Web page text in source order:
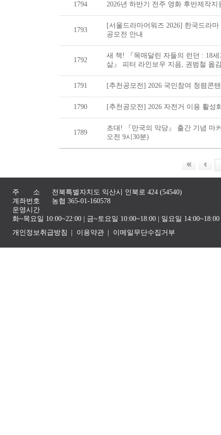
1794 2026년 하반기 전주 영화 후반제작지
1793
[서울드라마어워즈 2026] 한국드라
공모전 안내
1792
새 책! 『목매달린 자들의 런던 : 18
삶』 피터 라인보우 지음, 권범철 옮
1791 [추천공모전] 2026 국민참여 청렴콘
1790 [추천공모전] 2026 자전거 이용 활성
1789
초대! 『만국의 악당』 출간 기념 마
오전 9시30분)
주 소
전북특별자치도 익산시 인북로 424 (54540)
계좌번호
농협 365-01-160578
운영시간
화~목요일 10:00~22:00 | 금~토요일 10:00~18:00 | 일요일
개인정보취급방침
이용약관 이메일무단수집거부